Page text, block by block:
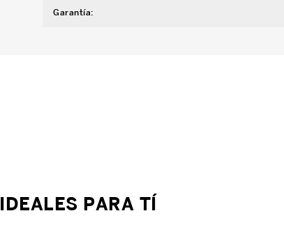
Garantía:
IDEALES PARA TÍ